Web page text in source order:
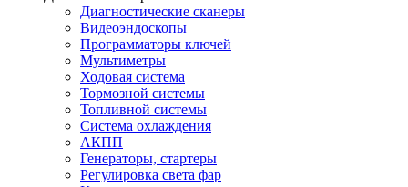
Диагностические сканеры
Видеоэндоскопы
Программаторы ключей
Мультиметры
Ходовая система
Тормозной системы
Топливной системы
Система охлаждения
АКПП
Генераторы, стартеры
Регулировка света фар